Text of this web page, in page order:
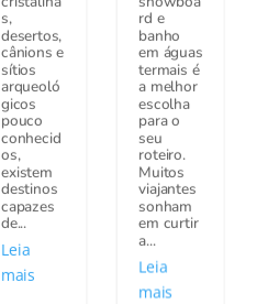
s,
desertos,
cânions e
sítios
arqueoló
gicos
pouco
conhecid
os,
existem
destinos
capazes
de...
Leia
mais
rd e
banho
em águas
termais é
a melhor
escolha
para o
seu
roteiro.
Muitos
viajantes
sonham
em curtir
a...
Leia
mais